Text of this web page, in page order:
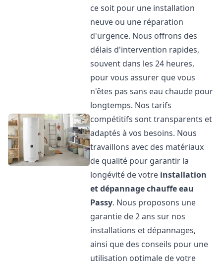
ce soit pour une installation
neuve ou une réparation
d'urgence. Nous offrons des
délais d'intervention rapides,
souvent dans les 24 heures,
pour vous assurer que vous
n'êtes pas sans eau chaude pour
longtemps. Nos tarifs
compétitifs sont transparents et
adaptés à vos besoins. Nous
travaillons avec des matériaux
de qualité pour garantir la
longévité de votre installation
et dépannage chauffe eau
Passy. Nous proposons une
garantie de 2 ans sur nos
installations et dépannages,
ainsi que des conseils pour une
utilisation optimale de votre